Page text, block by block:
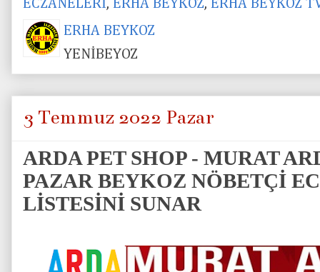
ECZANELERİ, ERHA BEYKOZ, ERHA BEYKOZ
ERHA BEYKOZ
YENİBEYOZ
3 Temmuz 2022 Pazar
ARDA PET SHOP - MURAT
PAZAR BEYKOZ NÖBETÇİ
LİSTESİNİ SUNAR